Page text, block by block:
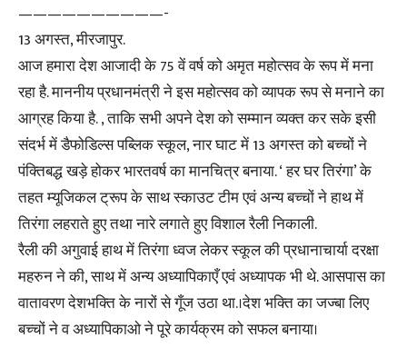
——————————-
13 अगस्त, मीरजापुर.
आज हमारा देश आजादी के 75 वें वर्ष को अमृत महोत्सव के रूप में मना
रहा है. माननीय प्रधानमंत्री ने इस महोत्सव को व्यापक रूप से मनाने का
आग्रह किया है. , ताकि सभी अपने देश को सम्मान व्यक्त कर सके इसी
संदर्भ में डैफोडिल्स पब्लिक स्कूल, नार घाट में 13 अगस्त को बच्चों ने
पंक्तिबद्ध खड़े होकर भारतवर्ष का मानचित्र बनाया. ‘ हर घर तिरंगा’ के
तहत म्यूजिकल ट्रूप के साथ स्काउट टीम एवं अन्य बच्चों ने हाथ में
तिरंगा लहराते हुए तथा नारे लगाते हुए विशाल रैली निकाली.
रैली की अगुवाई हाथ में तिरंगा ध्वज लेकर स्कूल की प्रधानाचार्या दरक्षा
महरुन ने की, साथ में अन्य अध्यापिकाएँ एवं अध्यापक भी थे. आसपास का
वातावरण देशभक्ति के नारों से गूँज उठा था.।देश भक्ति का जज्बा लिए
बच्चों ने व अध्यापिकाओ ने पूरे कार्यक्रम को सफल बनाया।